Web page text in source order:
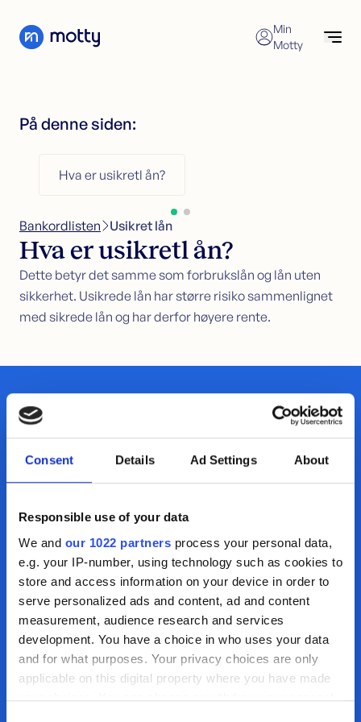
Consent Details Ad Settings About
Responsible use of your data
We and our 1022 partners process your personal data,
e.g. your IP-number, using technology such as cookies to
store and access information on your device in order to
serve personalized ads and content, ad and content
measurement, audience research and services
development. You have a choice in who uses your data
and for what purposes. Your privacy choices are only
applicable on this digital property where you have made
your choices. You can change or withdraw your consent
Min
Motty
Refinansiering
Kundeservice
Søk forbrukslån
Forbrukslånskalkulator
Refinansiering
Refinansiering uten sikkerhet
Refinansiering med sikkerhet
Økonomisk hjelp
Kredittkort
Søk kredittkort
Samle dyre lån i boligen
Omstartslån
Boliglånskalkulator
Kontakt oss
Bankordlisten
Bankordlisten>Usikret lån
Hva er usikretl ån?
Dette betyr det samme som forbrukslån og lån uten
sikkerhet. Usikrede lån har større risiko sammenlignet
med sikrede lån og har derfor høyere rente.
På denne siden:
Hva er usikretl ån?
Kontakt oss
som jobber i Motty. Våre rådgivere har lang
dine behov og forutsetninger.
Ring oss
+47 69 36 06 66
Send en e-post
kundesenter@motty.no